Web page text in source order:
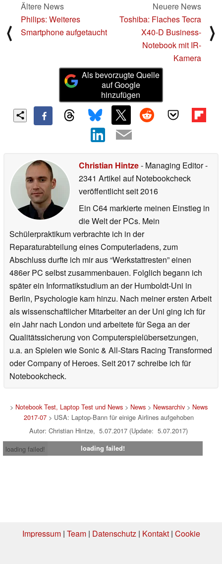
⟨
Ältere News
Philips: Weiteres
Smartphone aufgetaucht
Neuere News
Toshiba: Flaches Tecra
X40-D Business-
Notebook mit IR-
Kamera
⟩
Als bevorzugte Quelle
auf Google
hinzufügen
Christian Hintze- Managing Editor-
2341 Artikel auf Notebookcheck
veröffentlichtseit 2016
Ein C64 markierte meinen Einstieg in
die Welt der PCs. Mein
Schülerpraktikum verbrachte ich in der
Reparaturabteilung eines Computerladens, zum
Abschluss durfte ich mir aus “Werkstattresten” einen
486er PC selbst zusammenbauen. Folglich begann ich
später ein Informatikstudium an der Humboldt-Uni in
Berlin, Psychologie kam hinzu. Nach meiner ersten Arbeit
als wissenschaftlicher Mitarbeiter an der Uni ging ich für
ein Jahr nach London und arbeitete für Sega an der
Qualitätssicherung von Computerspielübersetzungen,
u.a. an Spielen wie Sonic & All-Stars Racing Transformed
oder Company of Heroes. Seit 2017 schreibe ich für
Notebookcheck.
> Notebook Test, Laptop Test und News> News> Newsarchiv> News
2017-07> USA: Laptop-Bann für einige Airlines aufgehoben
Autor: Christian Hintze, 5.07.2017 (Update: 5.07.2017)
loading failed!
loading failed!
Impressum| Team| Datenschutz| Kontakt| Cookie